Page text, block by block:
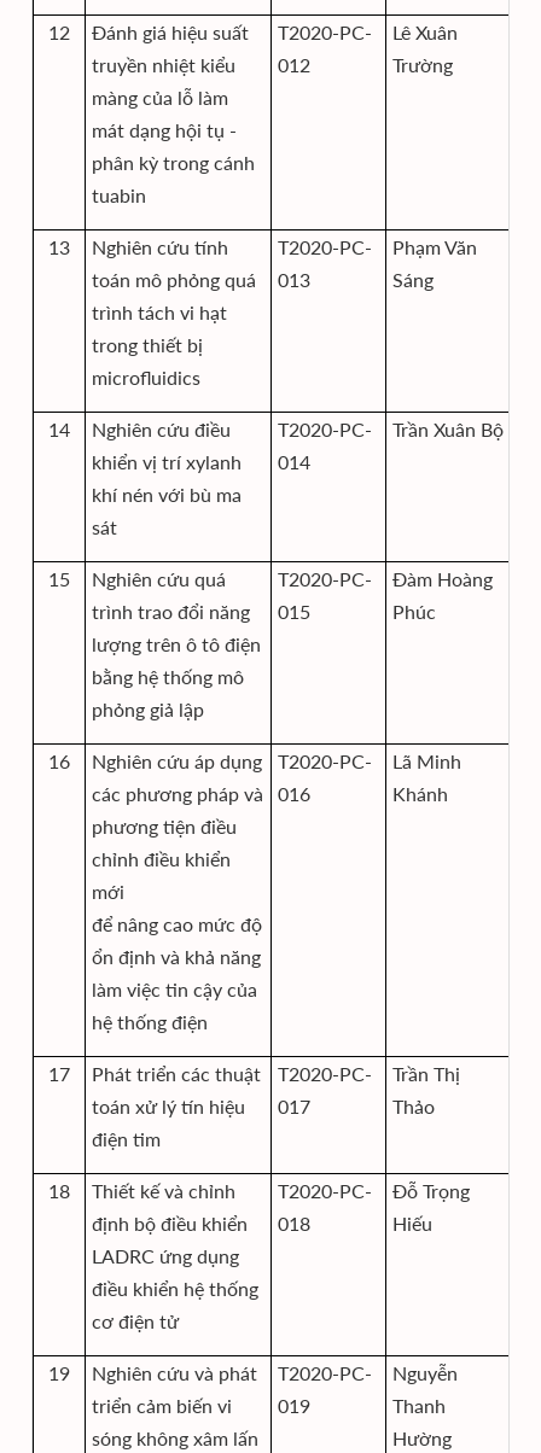
12
Đánh giá hiệu suất
truyền nhiệt kiểu
màng của lỗ làm
mát dạng hội tụ -
phân kỳ trong cánh
tuabin
T2020-PC-
012
Lê Xuân
Trường
13
Nghiên cứu tính
toán mô phỏng quá
trình tách vi hạt
trong thiết bị
microfluidics
T2020-PC-
013
Phạm Văn
Sáng
14
Nghiên cứu điều
khiển vị trí xylanh
khí nén với bù ma
sát
T2020-PC-
014
Trần Xuân Bộ
15
Nghiên cứu quá
trình trao đổi năng
lượng trên ô tô điện
bằng hệ thống mô
phỏng giả lập
T2020-PC-
015
Đàm Hoàng
Phúc
16
Nghiên cứu áp dụng
các phương pháp và
phương tiện điều
chỉnh điều khiển
mới
để nâng cao mức độ
ổn định và khả năng
làm việc tin cậy của
hệ thống điện
T2020-PC-
016
Lã Minh
Khánh
17
Phát triển các thuật
toán xử lý tín hiệu
điện tim
T2020-PC-
017
Trần Thị
Thảo
18
Thiết kế và chỉnh
định bộ điều khiển
LADRC ứng dụng
điều khiển hệ thống
cơ điện tử
T2020-PC-
018
Đỗ Trọng
Hiếu
19
Nghiên cứu và phát
triển cảm biến vi
sóng không xâm lấn
T2020-PC-
019
Nguyễn
Thanh
Hường